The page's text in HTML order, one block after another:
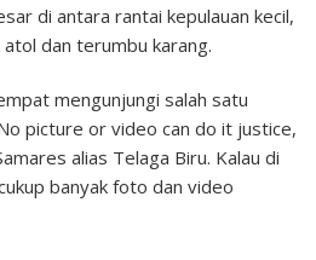
di antara rantai kepulauan kecil,
dan terumbu karang.
mengunjungi salah satu
picture or video can do it justice,
alias Telaga Biru. Kalau di
banyak foto dan video